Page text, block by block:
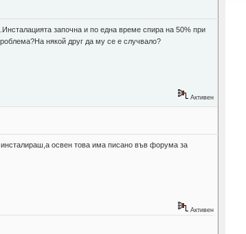
започна и по една време спира на 50% при
някой друг да му се е случвало?
Активен
освен това има писано във форума за
Активен